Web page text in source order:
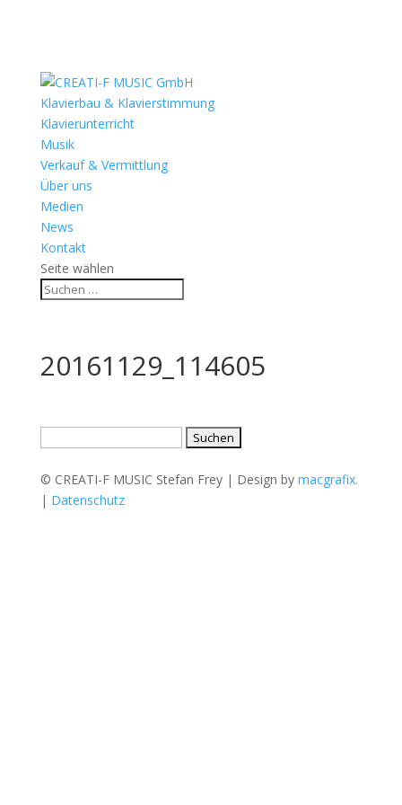
Klavierbau & Klavierstimmung
Klavierunterricht
Musik
Verkauf & Vermittlung
Über uns
Medien
News
Kontakt
Seite wählen
20161129_114605
© CREATI-F MUSIC Stefan Frey | Design by macgrafix.
| Datenschutz